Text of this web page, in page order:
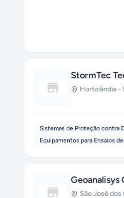
StormTec
Hortolândia -
Sistemas de Proteção contra
Equipamentos para Ensaios
Geoanalisys
São José dos